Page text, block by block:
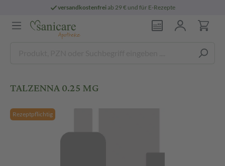
versandkostenfreiab 29 € und für E-Rezepte
TALZENNA 0.25 MG
Rezeptpflichtig